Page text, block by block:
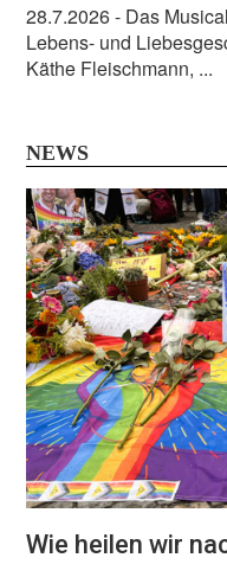
28.7.2026- Das
Lebens- und
Käthe Fleischmann, ...
NEWS
Wie heilen wir